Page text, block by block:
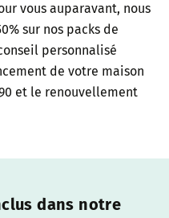
vous auparavant, nous
sur nos packs de
personnalisé
de votre maison
et le renouvellement
dans notre